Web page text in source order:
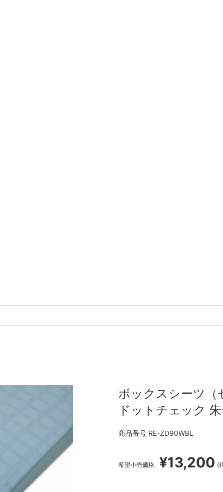
ボックスシーツ（
ドットチェック
商品番号 RE-ZD90WBL
希望小売価格 ¥13,200